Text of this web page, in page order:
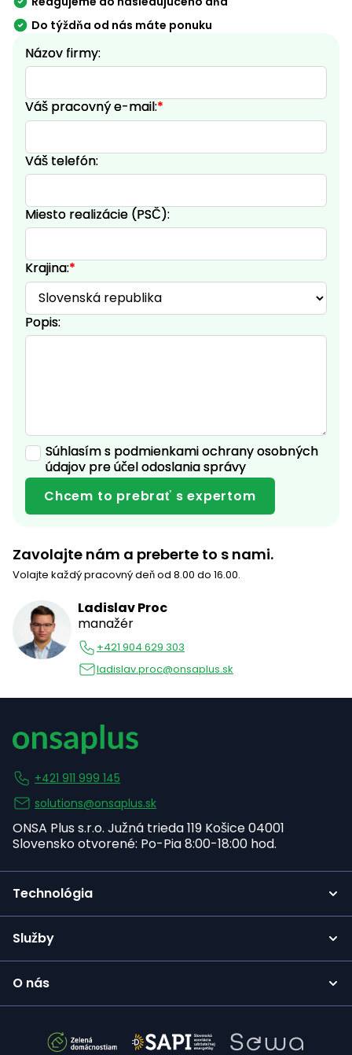
Do týždňa od nás máte ponuku
Názov firmy:
Váš pracovný e-mail:*
Váš telefón:
Miesto realizácie (PSČ):
Krajina:*
Popis:
Súhlasím s podmienkami ochranyosobných
údajov pre účel odoslania správy
Zavolajte nám a preberte to s nami.
Volajte každý pracovný deň od 8.00 do 16.00.
Ladislav Proc
manažér
+421 904 629 303
ladislav.proc@onsaplus.sk
+421 911 999 145
solutions@onsaplus.sk
ONSA Plus s.r.o. Južná trieda 119 Košice 04001
Slovensko otvorené: Po-Pia 8:00-18:00 hod.
Technológia
Služby
O nás